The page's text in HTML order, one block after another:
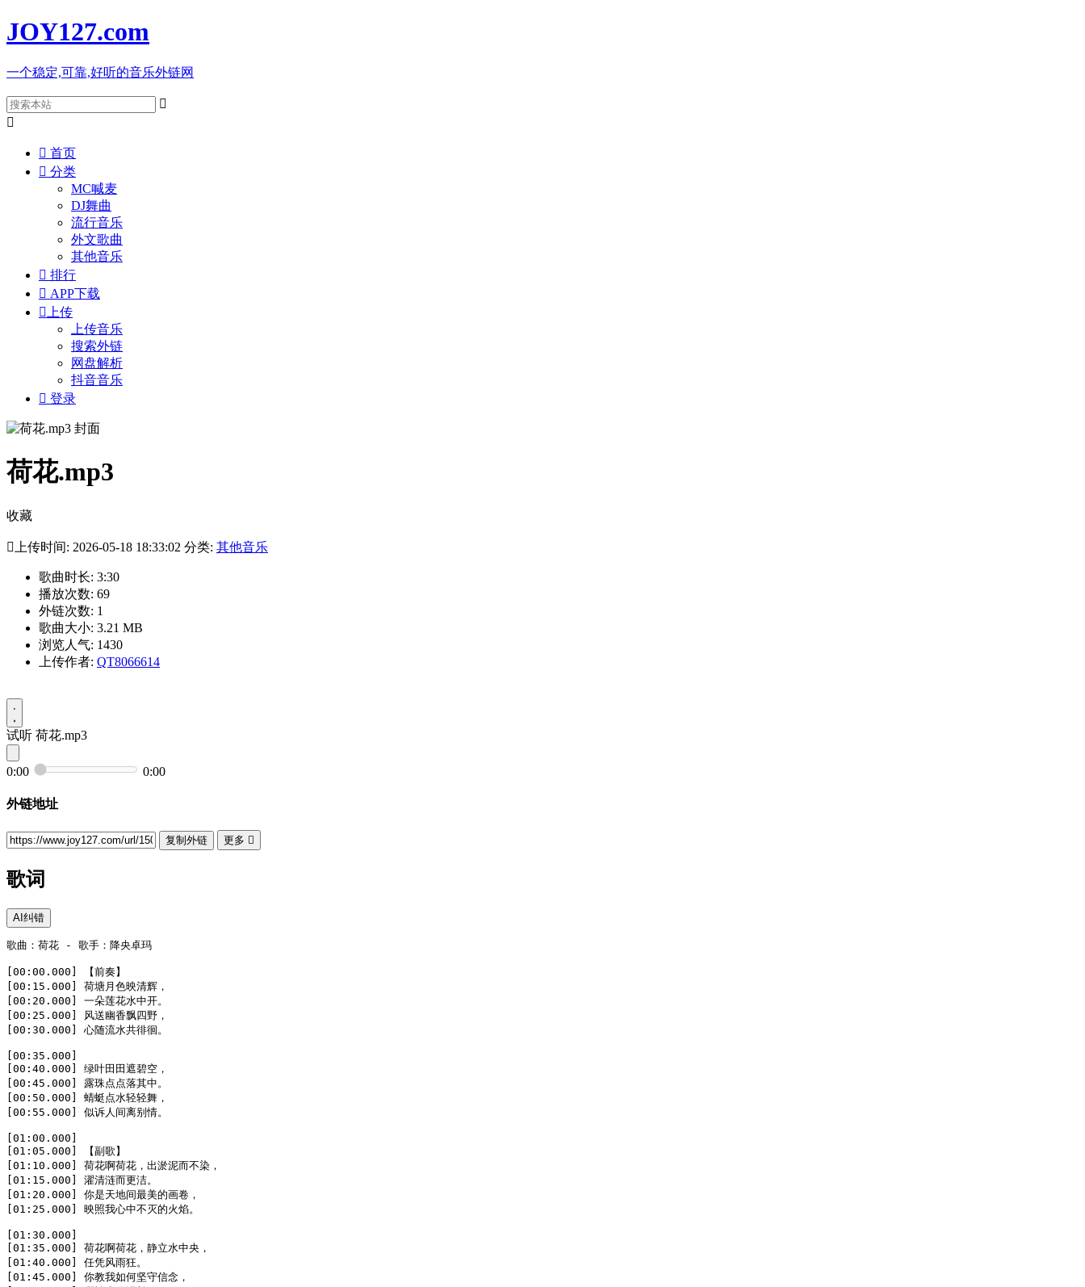
JOY127.com
一个稳定,可靠,好听的音乐外链网


 首页
 分类
MC喊麦
DJ舞曲
流行音乐
外文歌曲
其他音乐
 排行
 APP下载
 上传
上传音乐
搜索外链
网盘解析
抖音音乐
 登录
荷花.mp3
收藏
 上传时间: 2026-05-18 18:33:02 分类: 其他音乐
歌曲时长: 3:30
播放次数: 69
外链次数: 1
歌曲大小: 3.21 MB
浏览人气: 1430
上传作者: QT8066614
试听 荷花.mp3
0:00 0:00
外链地址
复制外链 更多 
歌词
AI纠错
歌曲：荷花 - 歌手：降央卓玛
[00:00.000] 【前奏】
[00:15.000] 荷塘月色映清辉，
[00:20.000] 一朵莲花水中开。
[00:25.000] 风送幽香飘四野，
[00:30.000] 心随流水共徘徊。
[00:35.000]
[00:40.000] 绿叶田田遮碧空，
[00:45.000] 露珠点点落其中。
[00:50.000] 蜻蜓点水轻轻舞，
[00:55.000] 似诉人间离别情。
[01:00.000]
[01:05.000] 【副歌】
[01:10.000] 荷花啊荷花，出淤泥而不染，
[01:15.000] 濯清涟而更洁。
[01:20.000] 你是天地间最美的画卷，
[01:25.000] 映照我心中不灭的火焰。
[01:30.000]
[01:35.000] 荷花啊荷花，静立水中央，
[01:40.000] 任凭风雨狂。
[01:45.000] 你教我如何坚守信念，